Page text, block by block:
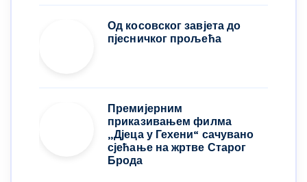
Од косовског завјета до
пјесничког прољећа
Премијерним
приказивањем филма
„Дјеца у Гехени“ сачувано
сјећање на жртве Старог
Брода